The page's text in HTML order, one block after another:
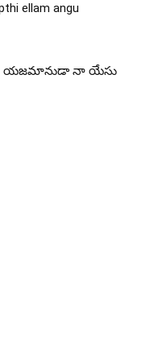
ellam angu
– యజమానుడా నా యేసు